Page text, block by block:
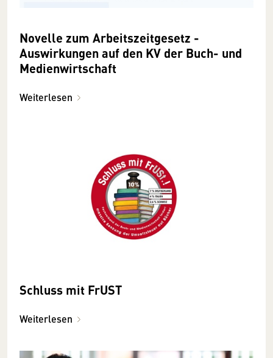
Novelle zum Arbeitszeitgesetz -
Auswirkungen auf den KV der Buch- und
Medienwirtschaft
Weiterlesen
Schluss mit FrUST
Weiterlesen